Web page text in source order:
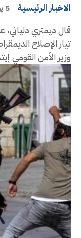
الاخبار الرئيسية 5 يونيو، 2026
قال ديمتري
تيار الإصلاح
وزير الأمن القومي